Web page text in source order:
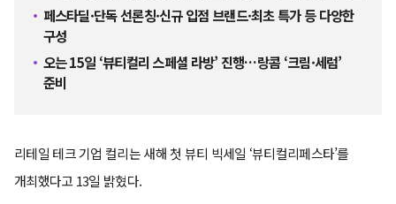
페스타딜·단독 선론칭·신규 입점 브랜드·최초 특가 등 다양한
구성
오는 15일 ‘뷰티컬리 스페셜 라방’ 진행…랑콤 ‘크림·세럼’
준비
리테일 테크 기업 컬리는 새해 첫 뷰티 빅세일 ‘뷰티컬리페스타’를
개최했다고 13일 밝혔다.